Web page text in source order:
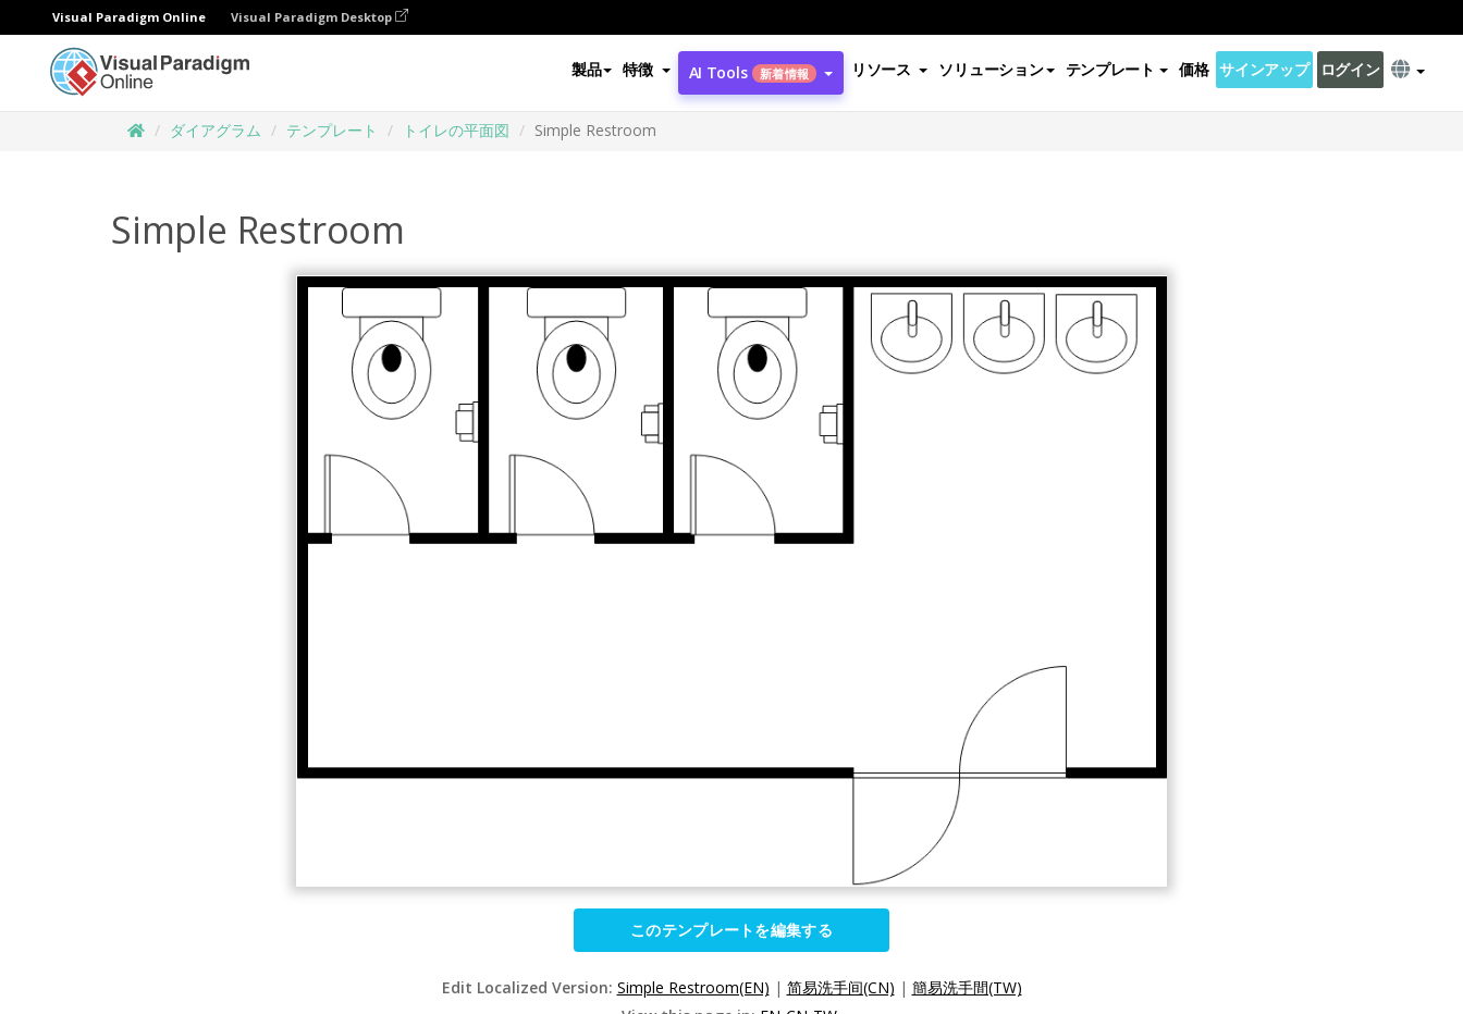
Visual Paradigm Online Visual Paradigm Desktop
製品 特徴 AI Tools 新着情報 リソース ソリューション テンプレート 価格 サインアップ ログイン
ダイアグラム テンプレート トイレの平面図 Simple Restroom
Simple Restroom
このテンプレートを編集する
Edit Localized Version: Simple Restroom(EN) | 简易洗手间(CN) | 簡易洗手間(TW)